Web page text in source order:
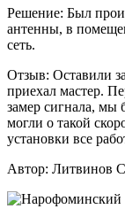
Решение: Был
антенны, в
сеть.
Отзыв: Оставили
приехал мастер.
замер сигнала, мы
могли о такой
установки все
Автор: Литвинов